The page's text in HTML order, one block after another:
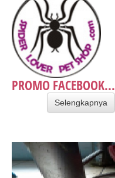
PROMO FACEBOOK...
Selengkapnya